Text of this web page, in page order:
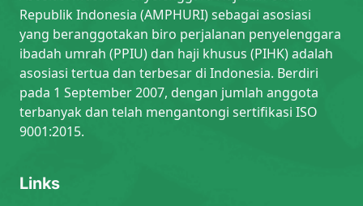
Republik Indonesia (AMPHURI) sebagai asosiasi
yang beranggotakan biro perjalanan penyelenggara
ibadah umrah (PPIU) dan haji khusus (PIHK) adalah
asosiasi tertua dan terbesar di Indonesia. Berdiri
pada 1 September 2007, dengan jumlah anggota
terbanyak dan telah mengantongi sertifikasi ISO
9001:2015.
Links